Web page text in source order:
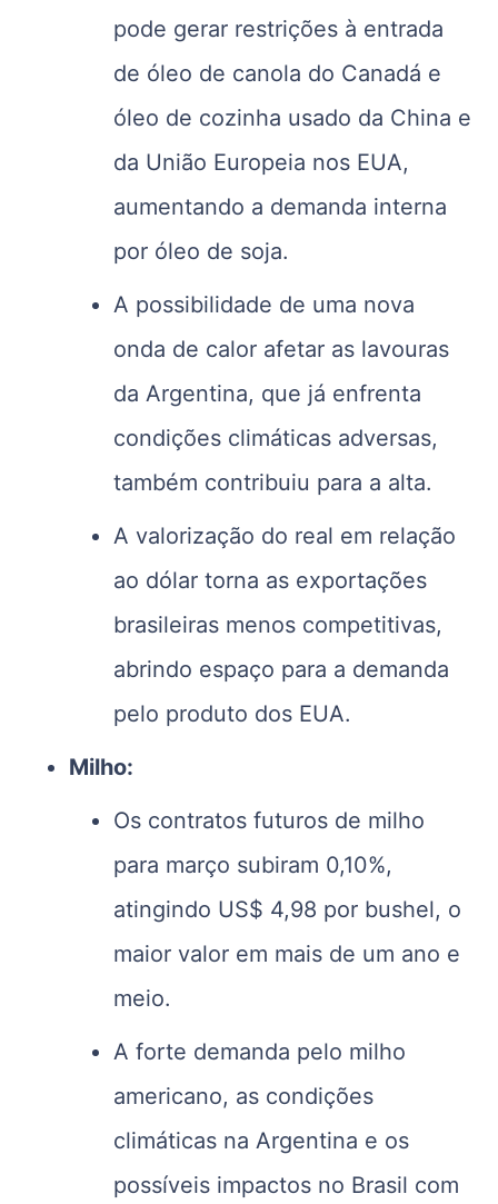
pode gerar restrições à entrada
de óleo de canola do Canadá e
óleo de cozinha usado da China e
da União Europeia nos EUA,
aumentando a demanda interna
por óleo de soja.
A possibilidade de uma nova
onda de calor afetar as lavouras
da Argentina, que já enfrenta
condições climáticas adversas,
também contribuiu para a alta.
A valorização do real em relação
ao dólar torna as exportações
brasileiras menos competitivas,
abrindo espaço para a demanda
pelo produto dos EUA.
Milho:
Os contratos futuros de milho
para março subiram 0,10%,
atingindo US$ 4,98 por bushel, o
maior valor em mais de um ano e
meio.
A forte demanda pelo milho
americano, as condições
climáticas na Argentina e os
possíveis impactos no Brasil com